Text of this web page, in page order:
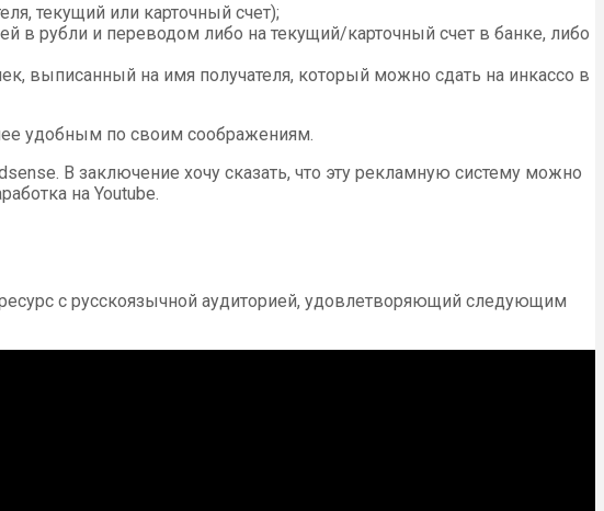
текущий или карточный счет);
в рубли и переводом либо на текущий/карточный счет в банке, либо
выписанный на имя получателя, который можно сдать на инкассо в
удобным по своим соображениям.
В заключение хочу сказать, что эту рекламную систему можно
на Youtube.
с русскоязычной аудиторией, удовлетворяющий следующим